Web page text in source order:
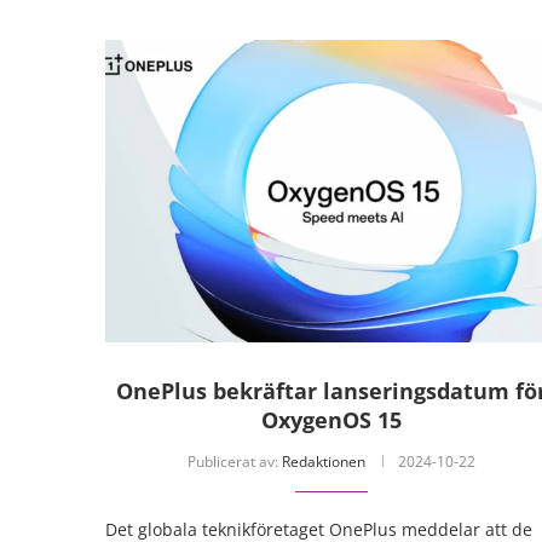
OnePlus bekräftar lanseringsdatum
OxygenOS 15
Publicerat av: Redaktionen 2024-10-22
Det globala teknikföretaget OnePlus meddelar att de